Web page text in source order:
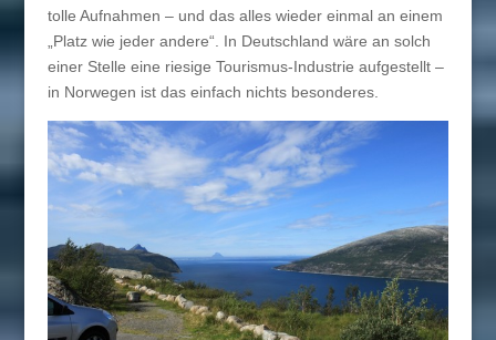
tolle Aufnahmen – und das alles wieder einmal an einem
„Platz wie jeder andere“. In Deutschland wäre an solch
einer Stelle eine riesige Tourismus-Industrie aufgestellt –
in Norwegen ist das einfach nichts besonderes.